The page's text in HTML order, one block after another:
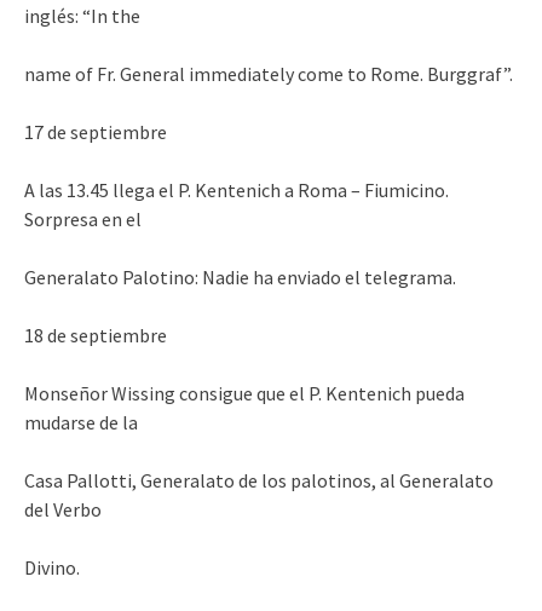
inglés: “In the
name of Fr. General immediately come to Rome. Burggraf”.
17 de septiembre
A las 13.45 llega el P. Kentenich a Roma – Fiumicino.
Sorpresa en el
Generalato Palotino: Nadie ha enviado el telegrama.
18 de septiembre
Monseñor Wissing consigue que el P. Kentenich pueda
mudarse de la
Casa Pallotti, Generalato de los palotinos, al Generalato
del Verbo
Divino.